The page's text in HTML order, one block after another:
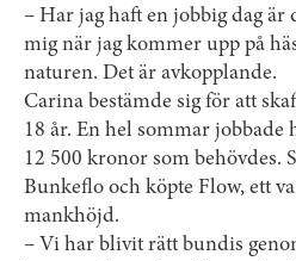
– Har jag haft en jobbig dag
mig när jag kommer upp på
naturen. Det är avkopplande.
Carina bestämde sig för att
18 år. En hel sommar jobbade
12 500 kronor som behövdes.
Bunkeflo och köpte Flow, ett
mankhöjd.
– Vi har blivit rätt bundis